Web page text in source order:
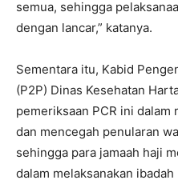
semua, sehingga
dengan lancar,” katanya.
Sementara itu, Kabid
(P2P) Dinas Kesehatan
pemeriksaan PCR ini
dan mencegah penularan
sehingga para jamaah haji
dalam melaksanakan ibadah